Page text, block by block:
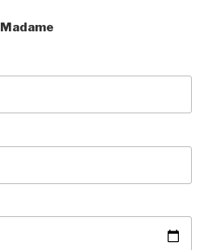
Madame